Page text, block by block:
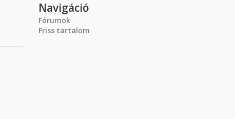
Navigáció
Fórumok
Friss tartalom